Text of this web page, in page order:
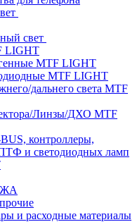
свет
LIGHT
MTF LIGHT
MTF LIGHT
дальнего света MTF
Линзы/ДХО MTF
контроллеры,
и светодиодных ламп
и расходные материалы